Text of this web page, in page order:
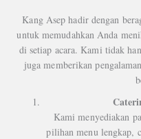
Kang Asep hadir dengan
untuk memudahkan Anda
di setiap acara. Kami tidak
juga memberikan
Kami menyediakan
pilihan menu lengkap,